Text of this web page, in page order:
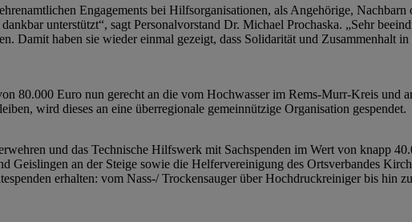
Engagements bei Hilfsorganisationen, als Angehörige,
unterstützt“, sagt Personalvorstand Dr. Michael Prochaska. „Sehr
Damit haben sie wieder einmal gezeigt, dass Solidarität und Zusammenhalt
80.000 Euro nun gerecht an die vom Hochwasser im Rems-Murr-Kreis und
wird dieses an eine überregionale gemeinnützige Organisation gespendet.
und das Technische Hilfswerk mit Sachspenden im Wert von knapp
Geislingen an der Steige sowie die Helfervereinigung des Ortsverbandes
erhalten: vom Nass-/ Trockensauger über Hochdruckreiniger bis hin